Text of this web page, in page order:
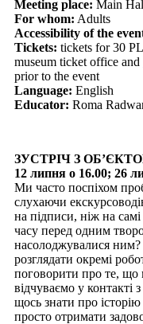
Meeting place: Main
For whom: Adults
Accessibility of the
Tickets: tickets for 30
museum ticket office and
prior to the event
Language: English
Educator: Roma
ЗУСТРІЧ З
12 липня о 16.00; 26
Ми часто поспіхом
слухаючи
на підписи, ніж на
часу перед одним
насолоджувалися ним?
розглядати окремі
поговорити про те,
відчуваємо у контакті
щось знати про
просто отримати